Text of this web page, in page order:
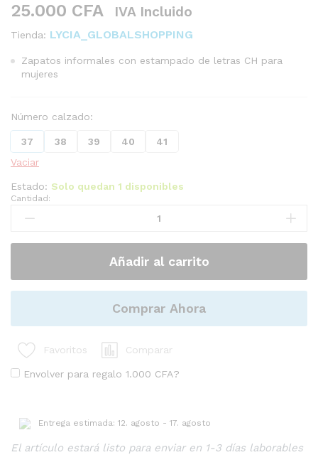
25.000 CFA IVA Incluido
Tienda: LYCIA_GLOBALSHOPPING
Zapatos informales con estampado de letras CH para
mujeres
Número calzado:
37 38 39 40
41
Vaciar
Estado: Solo quedan 1 disponibles
Zapatos
estampado
CH
Cantidad:
Añadir al carrito
Comprar Ahora
Favoritos Comparar
Envolver para regalo 1.000 CFA?
Entrega estimada: 12. agosto - 17. agosto
El artículo estará listo para enviar en 1-3 días laborables